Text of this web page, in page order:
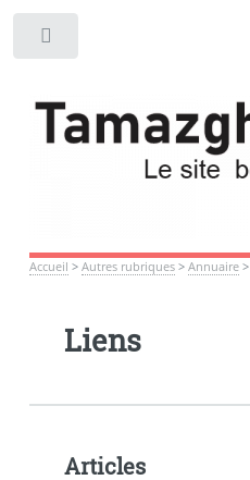
Accueil > Autres rubriques> Annuaire>
Liens
Articles